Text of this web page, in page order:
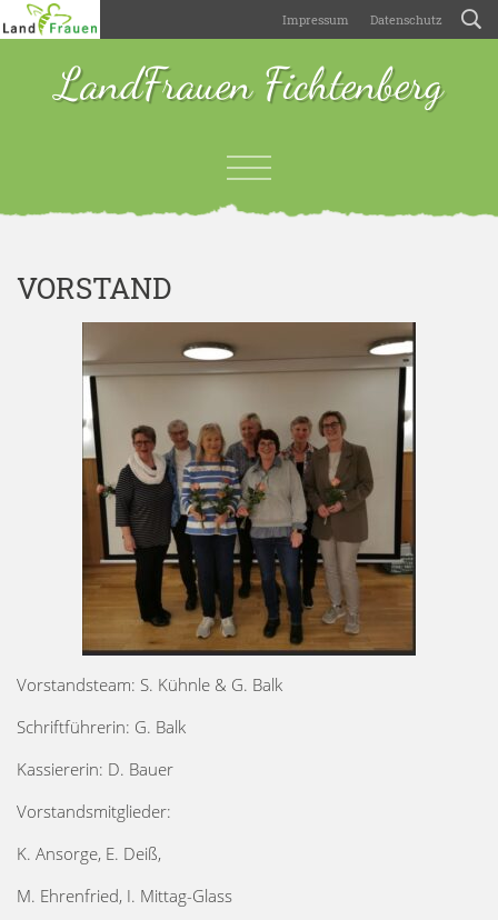
Impressum Datenschutz
LandFrauen Fichtenberg
VORSTAND
Vorstandsteam: S. Kühnle & G. Balk
Schriftführerin: G. Balk
Kassiererin: D. Bauer
Vorstandsmitglieder:
K. Ansorge, E. Deiß,
M. Ehrenfried, I. Mittag-Glass